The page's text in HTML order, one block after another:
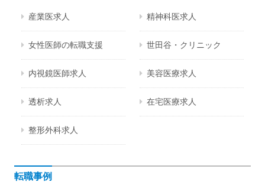
産業医求人 精神科医求人
女性医師の転職支援 世田谷・クリニック
内視鏡医師求人 美容医療求人
透析求人 在宅医療求人
整形外科求人
転職事例